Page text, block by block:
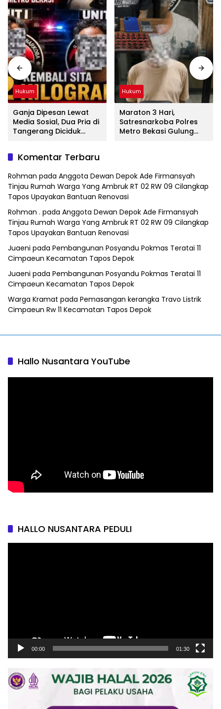
Hukum
Ganja Dipesan Lewat
Media Sosial, Dua Pria di
Tangerang Diciduk
Hukum
Maraton 3 Hari,
Satresnarkoba Polres
Metro Bekasi Gulung
Komentar Terbaru
Rohman pada Anggota Dewan Depok Ade Firmansyah
Tinjau Rumah Warga Yang Ambruk RT 02 RW 09 Cilangkap
Tapos Upayakan Bantuan Renovasi
Rohman . pada Anggota Dewan Depok Ade Firmansyah
Tinjau Rumah Warga Yang Ambruk RT 02 RW 09 Cilangkap
Tapos Upayakan Bantuan Renovasi
Juaeni pada Pembangunan Posyandu Pokmas Teratai 11
Cimpaeun Kecamatan Tapos Depok
Juaeni pada Pembangunan Posyandu Pokmas Teratai 11
Cimpaeun Kecamatan Tapos Depok
Warga Kramat pada Pemasangan kerangka Travo Listrik
Cimpaeun Rw 11 Kecamatan Tapos Depok
Hallo Nusantara YouTube
HALLO NUSANTARA PEDULI
00:00 01:30